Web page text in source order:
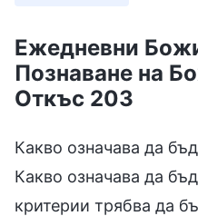
Ежедневни
Познаване на
Откъс 203
Какво означава да
Какво означава да
критерии трябва да